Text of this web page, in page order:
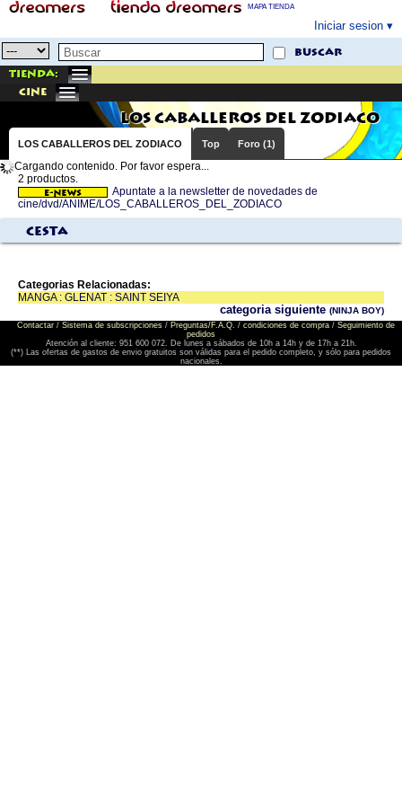
MAPA TIENDA
Iniciar sesion
buscar
Tienda:
cine
LOS CABALLEROS DEL ZODIACO
LOS CABALLEROS DEL ZODIACO Top Foro (1)
Cargando contenido. Por favor espera...
2 productos.
Apuntate a la newsletter de novedades de
cine/dvd/ANIME/LOS_CABALLEROS_DEL_ZODIACO
Cesta
Categorias Relacionadas:
MANGA : GLENAT : SAINT SEIYA
categoria siguiente (NINJA BOY)
Contactar/ Sistema de subscripciones/ Preguntas/F.A.Q. / condiciones de compra/ Seguimiento de
pedidos
Atención al cliente: 951 600 072. De lunes a sábados de 10h a 14h y de 17h a 21h.
(**) Las ofertas de gastos de envio gratuitos son válidas para el pedido completo, y sólo para pedidos
nacionales.